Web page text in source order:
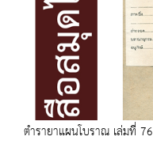
ตำรายาแผนโบราณ เล่มที่ 76